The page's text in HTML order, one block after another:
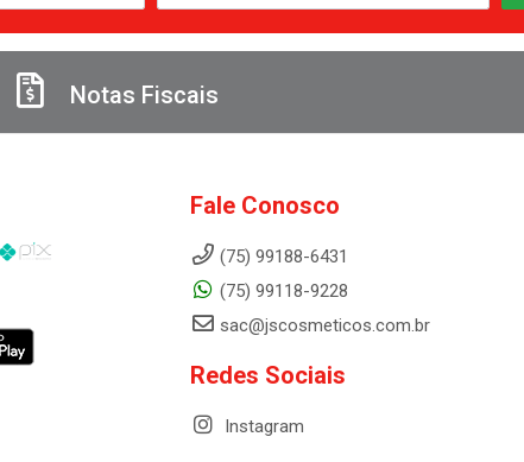
Notas Fiscais
Fale Conosco
(75) 99188-6431
(75) 99118-9228
sac@jscosmeticos.com.br
Redes Sociais
Instagram